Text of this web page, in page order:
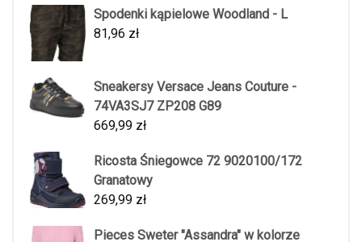
Spodenki kąpielowe Woodland - L
81,96 zł
Sneakersy Versace Jeans Couture -
74VA3SJ7 ZP208 G89
669,99 zł
Ricosta Śniegowce 72 9020100/172
Granatowy
269,99 zł
Pieces Sweter "Assandra" w kolorze